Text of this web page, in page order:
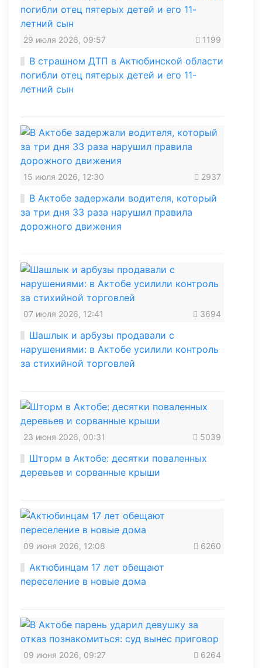
29 июля 2026, 09:57 1199
В страшном ДТП в Актюбинской области
погибли отец пятерых детей и его 11-
летний сын
15 июля 2026, 12:30 2937
В Актобе задержали водителя, который
за три дня 33 раза нарушил правила
дорожного движения
07 июля 2026, 12:41 3694
Шашлык и арбузы продавали с
нарушениями: в Актобе усилили контроль
за стихийной торговлей
23 июня 2026, 00:31 5039
Шторм в Актобе: десятки поваленных
деревьев и сорванные крыши
09 июня 2026, 12:08 6260
Актюбинцам 17 лет обещают
переселение в новые дома
09 июня 2026, 09:27 6264